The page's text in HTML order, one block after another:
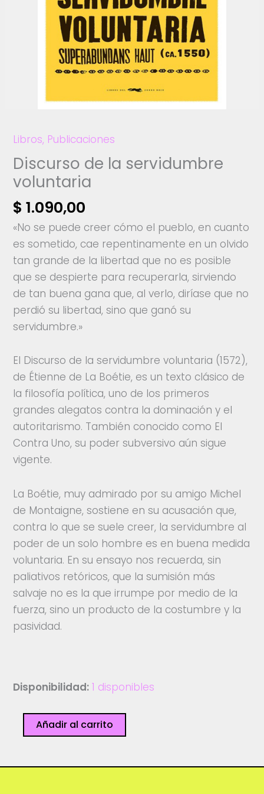
Libros, Publicaciones
Discurso de la servidumbre
voluntaria
$ 1.090,00
«No se puede creer cómo el pueblo, en cuanto
es sometido, cae repentinamente en un olvido
tan grande de la libertad que no es posible
que se despierte para recuperarla, sirviendo
de tan buena gana que, al verlo, diríase que no
perdió su libertad, sino que ganó su
servidumbre.»
El Discurso de la servidumbre voluntaria (1572),
de Étienne de La Boétie, es un texto clásico de
la filosofía política, uno de los primeros
grandes alegatos contra la dominación y el
autoritarismo. También conocido como El
Contra Uno, su poder subversivo aún sigue
vigente.
La Boétie, muy admirado por su amigo Michel
de Montaigne, sostiene en su acusación que,
contra lo que se suele creer, la servidumbre al
poder de un solo hombre es en buena medida
voluntaria. En su ensayo nos recuerda, sin
paliativos retóricos, que la sumisión más
salvaje no es la que irrumpe por medio de la
fuerza, sino un producto de la costumbre y la
pasividad.
Disponibilidad: 1 disponibles
Discurso
de
servidumbre
Añadir al carrito